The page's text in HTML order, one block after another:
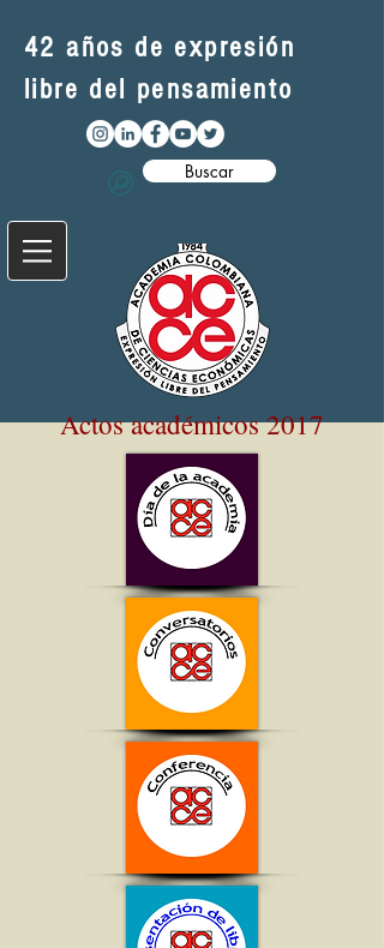
42 años de expresión
libre del pensamiento
Buscar
Actos académicos 2017